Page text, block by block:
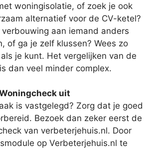
woningisolatie, of zoek je ook
alternatief voor de CV-ketel?
aan iemand anders
of ga je zelf klussen? Wees zo
je kunt. Het vergelijken van de
dan veel minder complex.
uit
is vastgelegd? Zorg dat je goed
Bezoek dan zeker eerst de
van verbeterjehuis.nl. Door
op Verbeterjehuis.nl te